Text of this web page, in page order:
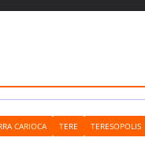
CARIOCA TERE TERESOPOLIS